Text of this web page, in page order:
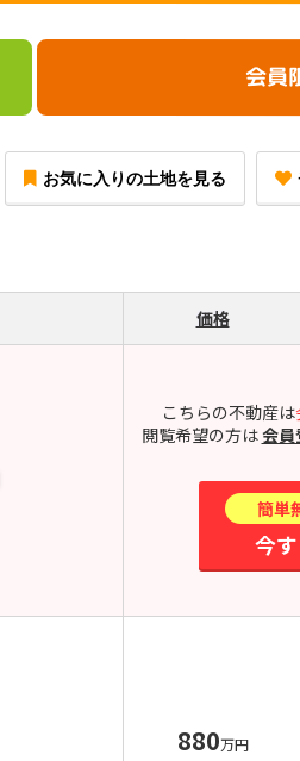
会員
お気に入りの土地を見る
価格
こちらの不動産は
閲覧希望の方は会員
簡単
今
880万円